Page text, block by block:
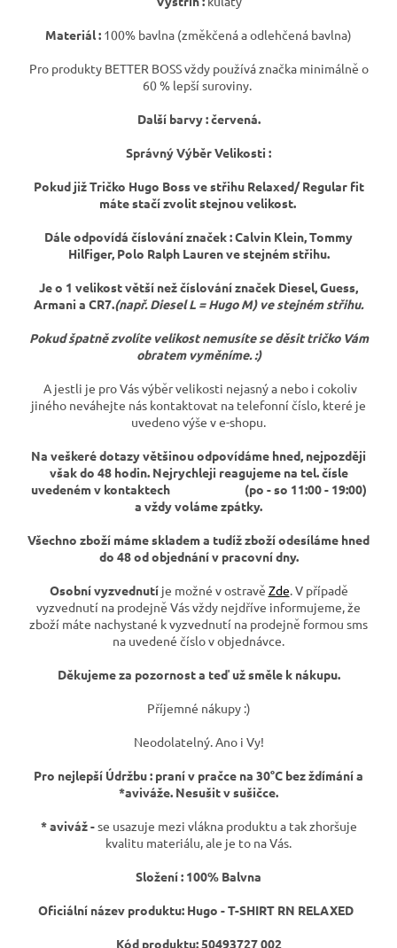
Materiál : 100% bavlna (změkčená a odlehčená bavlna)
Pro produkty BETTER BOSS vždy používá značka minimálně o
60 % lepší suroviny.
Další barvy : červená.
Správný Výběr Velikosti :
Pokud již Tričko Hugo Boss ve střihu Relaxed/ Regular fit
máte stačí zvolit stejnou velikost.
Dále odpovídá číslování značek : Calvin Klein, Tommy
Hilfiger, Polo Ralph Lauren ve stejném střihu.
Je o 1 velikost větší než číslování značek Diesel, Guess,
Armani a CR7.(např. Diesel L = Hugo M) ve stejném střihu.
Pokud špatně zvolíte velikost nemusíte se děsit tričko Vám
obratem vyměníme. :)
A jestli je pro Vás výběr velikosti nejasný a nebo i cokoliv
jiného neváhejte nás kontaktovat na telefonní číslo, které je
uvedeno výše v e-shopu.
Na veškeré dotazy většinou odpovídáme hned, nejpozději
však do 48 hodin. Nejrychleji reagujeme na tel. čísle
uvedeném v kontaktech (po - so 11:00 - 19:00)
a vždy voláme zpátky.
Všechno zboží máme skladem a tudíž zboží odesíláme hned
do 48 od objednání v pracovní dny.
Osobní vyzvednutíje možné v ostravě Zde. V případě
vyzvednutí na prodejně Vás vždy nejdříve informujeme, že
zboží máte nachystané k vyzvednutí na prodejně formou sms
na uvedené číslo v objednávce.
Děkujeme za pozornost a teď už směle k nákupu.
Příjemné nákupy :)
Neodolatelný. Ano i Vy!
Pro nejlepší Údržbu : praní v pračce na 30°C bez ždímání a
*aviváže. Nesušit v sušičce.
* aviváž -se usazuje mezi vlákna produktu a tak zhoršuje
kvalitu materiálu, ale je to na Vás.
Složení : 100% Balvna
Oficiální název produktu: Hugo - T-SHIRT RN RELAXED
Kód produktu: 50493727 002